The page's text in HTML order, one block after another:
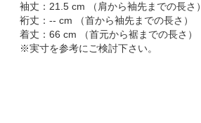
袖丈：21.5 cm （肩から袖先までの長さ）
裄丈：-- cm （首から袖先までの長さ）
着丈：66 cm （首元から裾までの長さ）
※実寸を参考にご検討下さい。